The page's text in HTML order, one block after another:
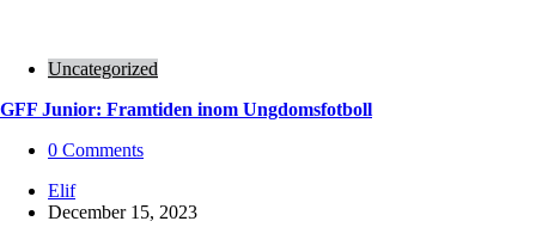
Uncategorized
GFF Junior: Framtiden inom Ungdomsfotboll
0 Comments
Posted
by
Elif
December 15, 2023